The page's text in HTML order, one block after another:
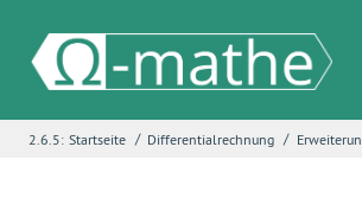
2.6.5: Startseite / Differentialrechnung /